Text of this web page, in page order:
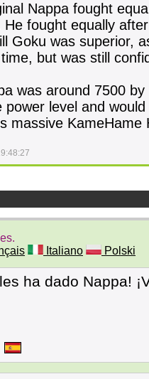
Nappa fought
fought equally
Goku was superior,
but was still
was around 7500
power level and
massive KameHame
Italiano Polski
ha dado Nappa!